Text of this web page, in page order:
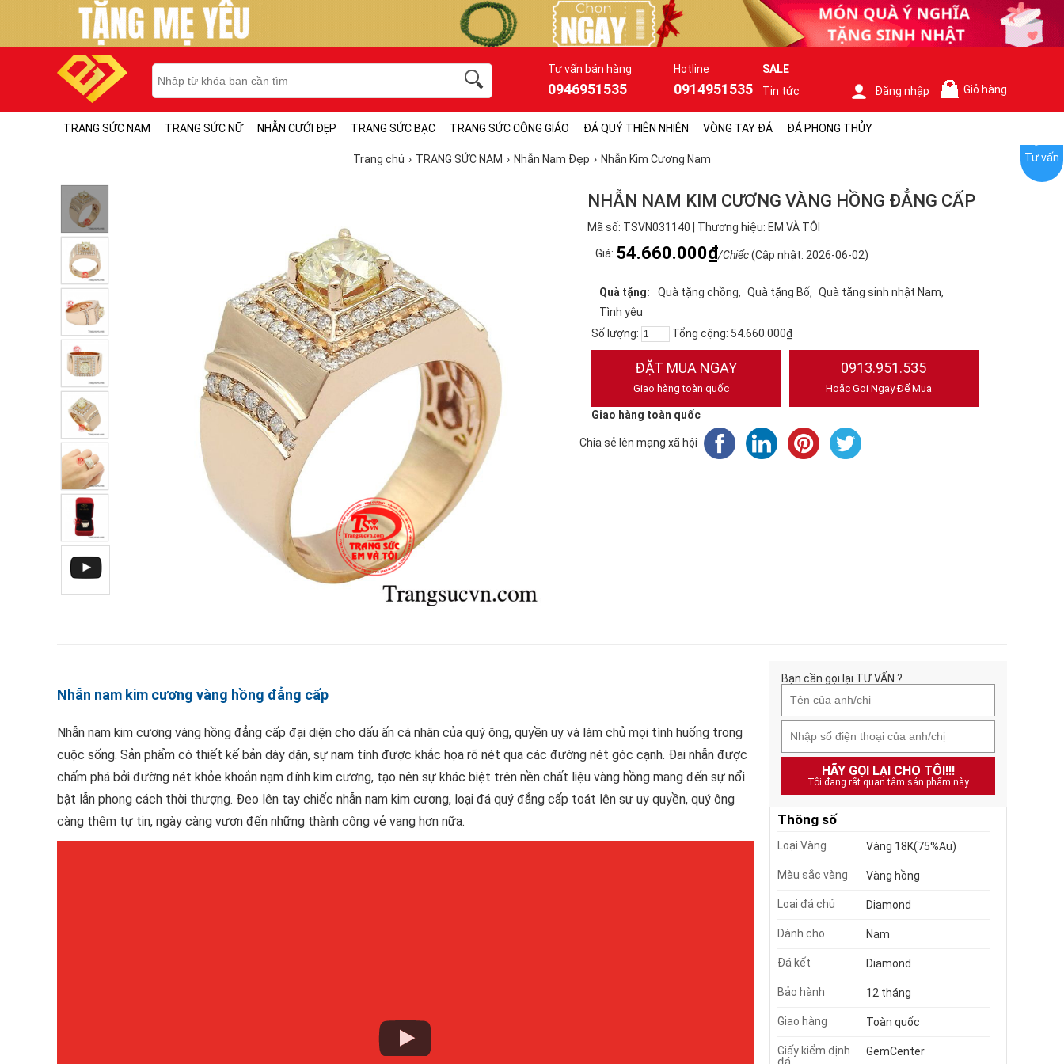
Tư vấn bán hàng
0946951535
Hotline
0914951535
SALE
Tin tức
Đăng nhập Giỏ hàng
TRANG SỨC NAM TRANG SỨC NỮ NHẪN CƯỚI ĐẸP TRANG SỨC BẠC TRANG SỨC CÔNG GIÁO ĐÁ QUÝ THIÊN NHIÊN VÒNG TAY ĐÁ ĐÁ PHONG THỦY
Trang chủ TRANG SỨC NAM Nhẫn Nam Đẹp Nhẫn Kim Cương Nam
NHẪN NAM KIM CƯƠNG VÀNG HỒNG ĐẲNG CẤP
Mã số: TSVN031140 | Thương hiệu: EM VÀ TÔI
Giá: 54.660.000₫/Chiếc(Cập nhật: 2026-06-02)
Quà tặng: Quà tặng chồng Quà tặng Bố
Quà tặng sinh nhật Nam
Tình yêu
Số lượng:
Tổng cộng: 54.660.000₫
ĐẶT MUA NGAY
Giao hàng toàn quốc
0913.951.535
Hoặc Gọi Ngay Để Mua
Giao hàng toàn quốc
Chia sẻ lên mạng xã hội
Nhẫn nam kim cương vàng hồng đẳng cấp
Nhẫn nam kim cương vàng hồng đẳng cấp đại diện cho dấu ấn cá nhân của quý ông, quyền uy và làm chủ mọi tình huống trong
cuộc sống. Sản phẩm có thiết kế bản dày dặn, sự nam tính được khắc họa rõ nét qua các đường nét góc cạnh. Đai nhẫn được
chấm phá bởi đường nét khỏe khoắn nạm đính kim cương, tạo nên sự khác biệt trên nền chất liệu vàng hồng mang đến sự nổi
bật lẫn phong cách thời thượng. Đeo lên tay chiếc nhẫn nam kim cương, loại đá quý đẳng cấp toát lên sự uy quyền, quý ông
càng thêm tự tin, ngày càng vươn đến những thành công vẻ vang hơn nữa.
Bạn cần gọi lại TƯ VẤN ?
HÃY GỌI LẠI CHO TÔI!!!
Tôi đang rất quan tâm sản phẩm này
Thông số
Loại Vàng Vàng 18K(75%Au)
Màu sắc vàng Vàng hồng
Loại đá chủ Diamond
Dành cho Nam
Đá kết Diamond
Bảo hành 12 tháng
Giao hàng Toàn quốc
Giấy kiểm định
GemCenter
Tư vấn